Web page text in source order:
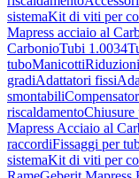
sistemaKit di viti per
Mapress acciaio al
CarbonioTubi 1.0034
tuboManicottiRiduzioni
gradiAdattatori fissi
smontabili
riscaldamentoChiusure
Mapress Acciaio al
raccordiFissaggi per
sistemaKit di viti per